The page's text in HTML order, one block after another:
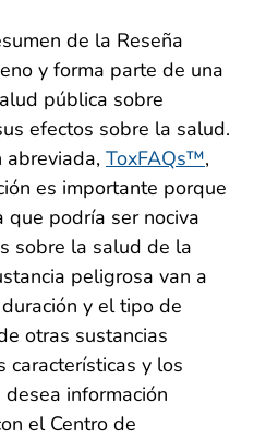
de la Reseña
y forma parte de una
pública sobre
efectos sobre la salud.
abreviada, ToxFAQs™,
es importante porque
que podría ser nociva
sobre la salud de la
peligrosa van a
y el tipo de
otras sustancias
características y los
información
el Centro de